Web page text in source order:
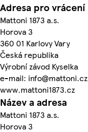
Adresa pro vrácení
Mattoni 1873 a.s.
Horova 3
360 01 Karlovy Vary
Česká republika
Výrobní závod Kyselka
e-mail: info@mattoni.cz
www.mattoni1873.cz
Název a adresa
Mattoni 1873 a.s.
Horova 3